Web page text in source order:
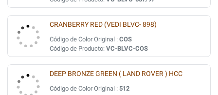
CRANBERRY RED (VEDI BLVC- 898)
Código de Color Original : COS
Código de Producto: VC-BLVC-COS
DEEP BRONZE GREEN ( LAND ROVER ) HCC
Código de Color Original : 512